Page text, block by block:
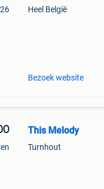
Heel België
Bezoek website
This Melody
Turnhout